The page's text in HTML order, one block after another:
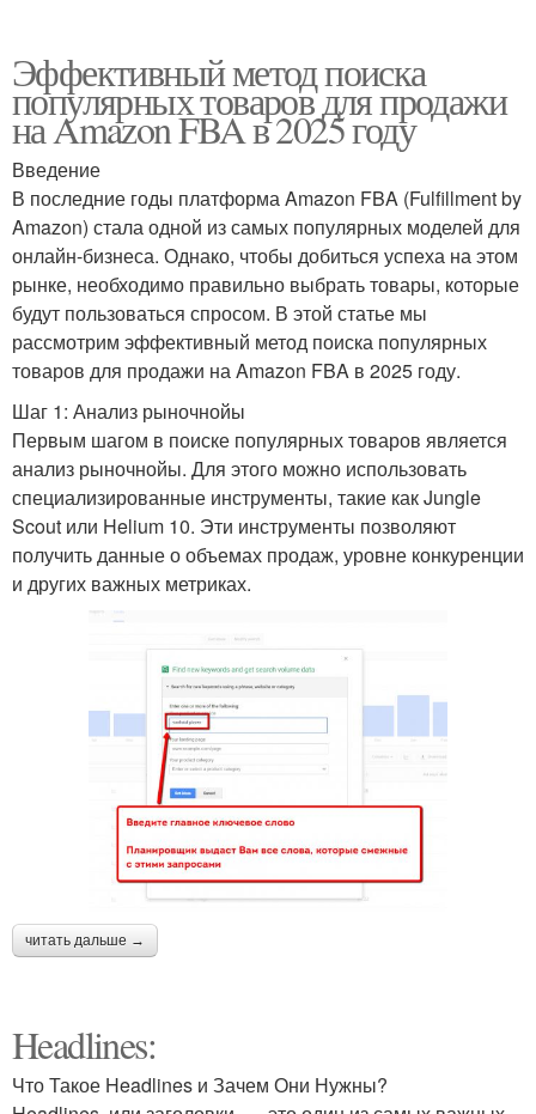
Эффективный метод поиска
популярных товаров для продажи
на Amazon FBA в 2025 году
Введение
В последние годы платформа Amazon FBA (Fulfillment by
Amazon) стала одной из самых популярных моделей для
онлайн-бизнеса. Однако, чтобы добиться успеха на этом
рынке, необходимо правильно выбрать товары, которые
будут пользоваться спросом. В этой статье мы
рассмотрим эффективный метод поиска популярных
товаров для продажи на Amazon FBA в 2025 году.
Шаг 1: Анализ рыночнойы
Первым шагом в поиске популярных товаров является
анализ рыночнойы. Для этого можно использовать
специализированные инструменты, такие как Jungle
Scout или Helium 10. Эти инструменты позволяют
получить данные о объемах продаж, уровне конкуренции
и других важных метриках.
читать дальше →
Headlines:
Что Такое Headlines и Зачем Они Нужны?